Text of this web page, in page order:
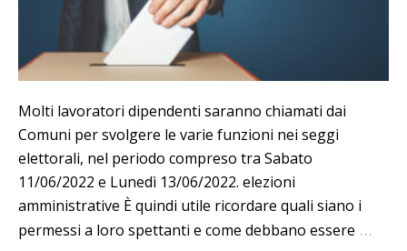
Molti lavoratori dipendenti saranno chiamati dai
Comuni per svolgere le varie funzioni nei seggi
elettorali, nel periodo compreso tra Sabato
11/06/2022 e Lunedì 13/06/2022. elezioni
amministrative È quindi utile ricordare quali siano i
permessi a loro spettanti e come debbano essere …